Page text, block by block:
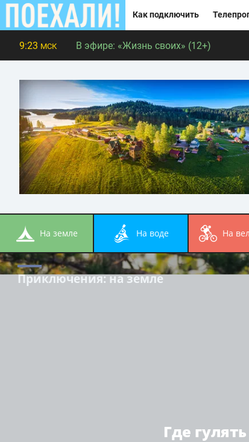
Как подключить
9:23 МСК В эфире: «Жизнь своих» (12+)
на земле на воде на
Приключения: на земле
Где